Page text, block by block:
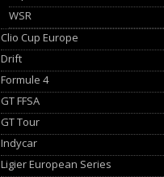
WSR
Clio Cup Europe
Drift
Formule 4
GT FFSA
GT Tour
Indycar
Ligier European Series